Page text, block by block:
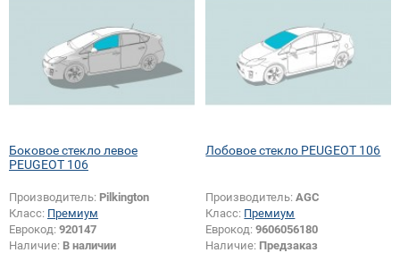
Боковое стекло левое
PEUGEOT 106
Производитель: Pilkington
Класс: Премиум
Еврокод: 920147
Наличие: В наличии
Лобовое стекло PEUGEOT 106
Производитель:AGC
Класс: Премиум
Еврокод:9606056180
Наличие: Предзаказ